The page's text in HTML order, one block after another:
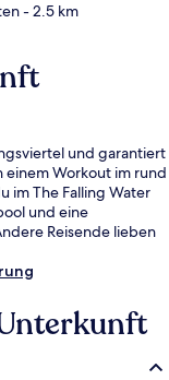
- 2.5 km
und garantiert
Workout im rund
im The Falling Water
und eine
Reisende lieben